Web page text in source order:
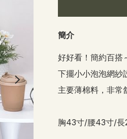
簡介
好好看！簡約百搭
下擺小小泡泡網紗
主要薄棉料，非常
胸43寸/腰43寸/長